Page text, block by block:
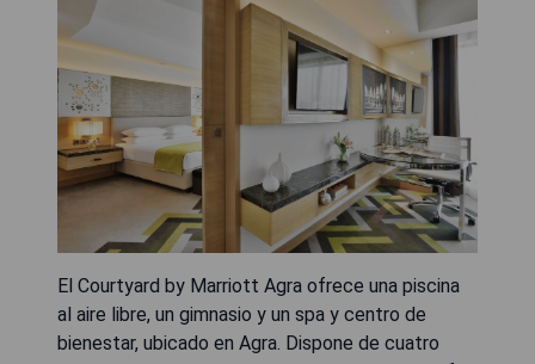
El Courtyard by Marriott Agra ofrece una piscina
al aire libre, un gimnasio y un spa y centro de
bienestar, ubicado en Agra. Dispone de cuatro